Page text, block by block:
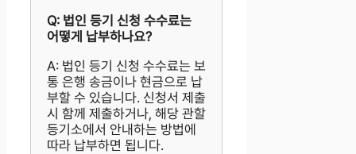
Q: 법인 등기 신청 수수료는
어떻게 납부하나요?
A: 법인 등기 신청 수수료는 보
통 은행 송금이나 현금으로 납
부할 수 있습니다. 신청서 제출
시 함께 제출하거나, 해당 관할
등기소에서 안내하는 방법에
따라 납부하면 됩니다.